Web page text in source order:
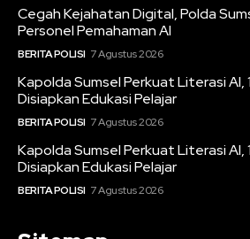
Cegah Kejahatan Digital, Polda
Personel Pemahaman AI
BERITA POLISI 7 Agustus 2026
Kapolda Sumsel Perkuat Literasi AI,
Disiapkan Edukasi Pelajar
BERITA POLISI 7 Agustus 2026
Kapolda Sumsel Perkuat Literasi AI,
Disiapkan Edukasi Pelajar
BERITA POLISI 7 Agustus 2026